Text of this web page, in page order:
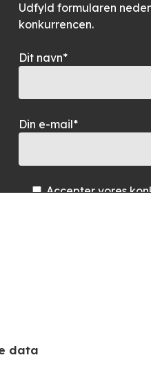
Udfyld formularen
konkurrencen.
Dit navn*
Din e-mail*
Accepter vores
data